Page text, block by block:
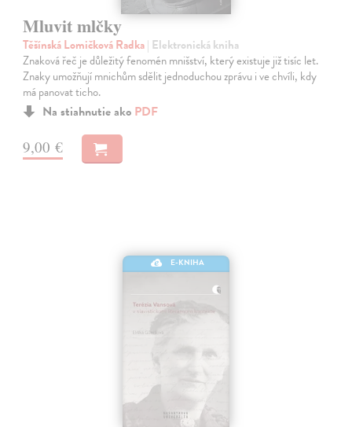
Mluvit mlčky
Těšínská Lomičková Radka| Elektronická kniha
Znaková řeč je důležitý fenomén mnišství, který existuje již tisíc let.
Znaky umožňují mnichům sdělit jednoduchou zprávu i ve chvíli, kdy
má panovat ticho.
Na stiahnutie ako PDF
9,00 €
E-KNIHA